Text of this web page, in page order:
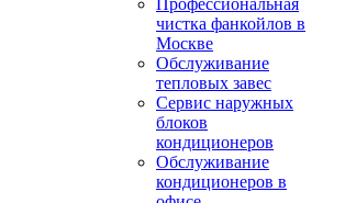
Профессиональная
чистка фанкойлов в
Москве
Обслуживание
тепловых завес
Сервис наружных
блоков
кондиционеров
Обслуживание
кондиционеров в